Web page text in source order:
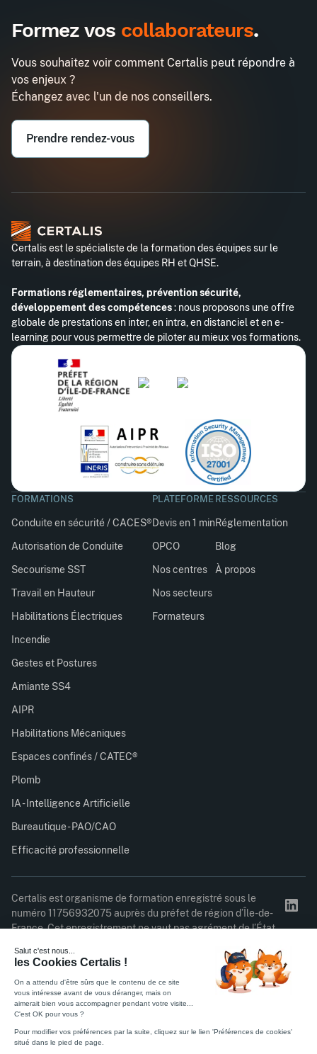
CACES® R489 - Cat. 5
entreprise dans l'heure
Email professionnel*
Formez vos collaborateurs.
Vous souhaitez voir comment Certalis peut répondre à
vos enjeux ?
Échangez avec l'un de nos conseillers.
Prendre rendez-vous
Certalis est le spécialiste de la formation des équipes sur le
terrain, à destination des équipes RH et QHSE.
Formations réglementaires, prévention sécurité,
développement des compétences: nous proposons une offre
globale de prestations en inter, en intra, en distanciel et en e-
learning pour vous permettre de piloter au mieux vos formations.
FORMATIONS
Conduite en sécurité / CACES®
Autorisation de Conduite
Secourisme SST
Travail en Hauteur
Habilitations Électriques
Incendie
Gestes et Postures
Amiante SS4
AIPR
Habilitations Mécaniques
Espaces confinés / CATEC®
Plomb
IA - Intelligence Artificielle
Bureautique - PAO/CAO
Efficacité professionnelle
PLATEFORME
Devis en 1 min
OPCO
Nos centres
Nos secteurs
Formateurs
RESSOURCES
Réglementation
Blog
À propos
Certalis est organisme de formation enregistré sous le
numéro 11756932075 auprès du préfet de région d’Île-de-
France. Cet enregistrement ne vaut pas agrément de l’État.
© 2026 Certalis. Tous droits réservés.
Feuille émargement stagiaire
Feuille satisfaction stagiaire
Politique de Confidentialité
Règlement intérieurCGV
Mentions légalesCertifié ISO 27001